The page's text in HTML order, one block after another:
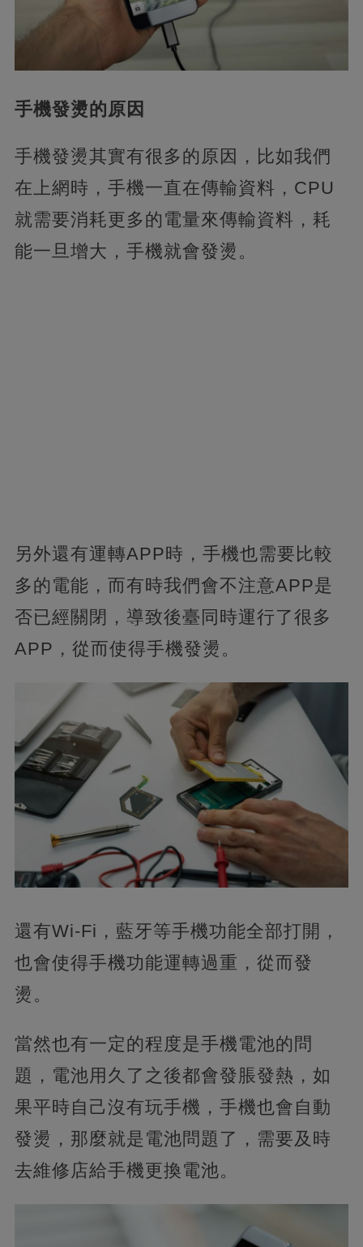
手機發燙的原因
手機發燙其實有很多的原因，比如我們
在上網時，手機一直在傳輸資料，CPU
就需要消耗更多的電量來傳輸資料，耗
能一旦增大，手機就會發燙。
另外還有運轉APP時，手機也需要比較
多的電能，而有時我們會不注意APP是
否已經關閉，導致後臺同時運行了很多
APP，從而使得手機發燙。
還有Wi-Fi，藍牙等手機功能全部打開，
也會使得手機功能運轉過重，從而發
燙。
當然也有一定的程度是手機電池的問
題，電池用久了之後都會發脹發熱，如
果平時自己沒有玩手機，手機也會自動
發燙，那麼就是電池問題了，需要及時
去維修店給手機更換電池。